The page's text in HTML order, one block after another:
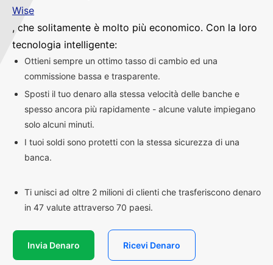
Wise
, che solitamente è molto più economico. Con la loro
tecnologia intelligente:
Ottieni sempre un ottimo tasso di cambio ed una
commissione bassa e trasparente.
Sposti il tuo denaro alla stessa velocità delle banche e
spesso ancora più rapidamente - alcune valute impiegano
solo alcuni minuti.
I tuoi soldi sono protetti con la stessa sicurezza di una
banca.
Ti unisci ad oltre 2 milioni di clienti che trasferiscono denaro
in 47 valute attraverso 70 paesi.
Invia Denaro Ricevi Denaro